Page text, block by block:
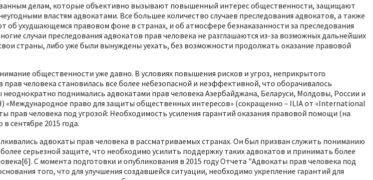
делам, которые объективно вызывают повышенный интерес общественности, защищают
властям адвокатами. Все большее количество случаев преследования адвокатов, а также
ухудшающемся правовом фоне в странах, и об атмосфере безнаказанности за преследования
случаи преследования адвокатов прав человека не разглашаются из-за возможных дальнейших
страны, либо уже были вынуждены уехать, без возможности продолжать оказание правовой
общественности уже давно. В условиях повышения рисков и угроз, неприкрытого
человека становилась все более небезопасной и неэффективной, что оборачивалось
поднимались адвокатами прав человека Азербайджана, Беларуси, Молдовы, России и
право для защиты общественных интересов» (сокращенно – ILIA от «International
человека под угрозой: Необходимость усиления гарантий оказания правовой помощи (на
сентябре 2015 года.
адвокаты прав человека в рассматриваемых странах. Он был призван служить пониманию
серьезной защите, что необходимо усилить поддержку таких адвокатов и принимать более
С момента подготовки и опубликования в 2015 году Отчета "Адвокаты прав человека под
того, что для улучшения создавшейся ситуации, необходимо укрепление гарантий для